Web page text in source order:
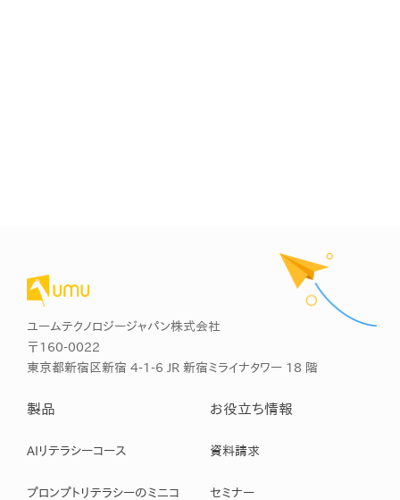
ユームテクノロジージャパン株式会社
〒160-0022
東京都新宿区新宿 4-1-6 JR 新宿ミライナタワー 18 階
製品
AIリテラシーコース
プロンプトリテラシーのミニコ
お役立ち情報
資料請求
セミナー